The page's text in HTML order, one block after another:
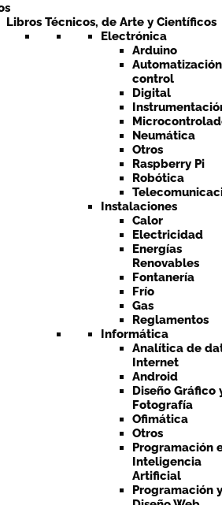
Libros Técnicos, de Arte y Científicos
Electrónica
Arduino
control
Digital
Neumática
Otros
Raspberry Pi
Robótica
Instalaciones
Calor
Electricidad
Energías
Renovables
Fontanería
Frío
Gas
Reglamentos
Informática
Analítica de
Internet
Android
Diseño Gráfico
Fotografía
Ofimática
Otros
Programación
Inteligencia
Artificial
Programación y